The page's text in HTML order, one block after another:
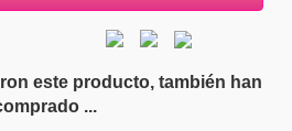
este producto, también han
...